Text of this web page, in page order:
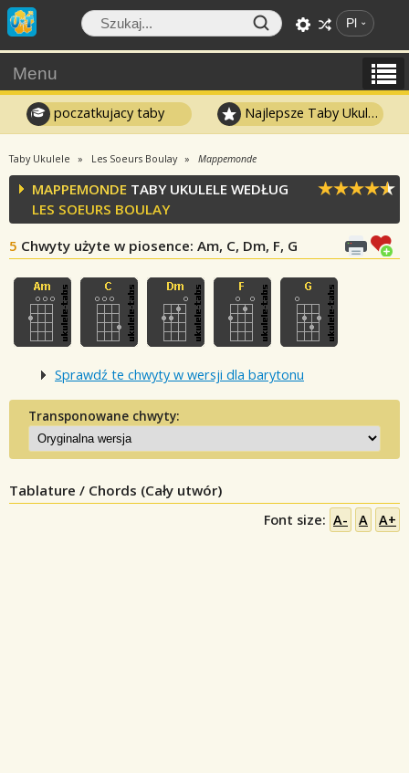
Pl
Menu
poczatkujacy taby Najlepsze Taby Ukulele
Taby Ukulele Les Soeurs Boulay Mappemonde
MAPPEMONDE TABY UKULELE WEDŁUG
LES SOEURS BOULAY
5 Chwyty użyte w piosence: Am, C, Dm, F, G
Sprawdź te chwyty w wersji dla barytonu
Transponowane chwyty:
Tablature / Chords (Cały utwór)
Font size: A- A A+